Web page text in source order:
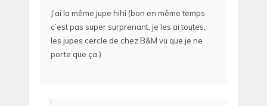
J’ai la même jupe hihi (bon en même temps
c’est pas super surprenant, je les ai toutes,
les jupes cercle de chez B&M vu que je ne
porte que ça.)